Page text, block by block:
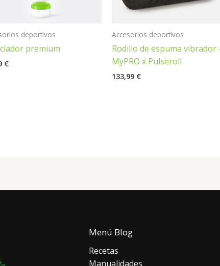
deportivos
premium
€
Accesorios deportivos
Rodillo de espuma vibrador
MyPRO x Pulseroll
133,99 €
Menú Blog
Recetas
Manualidades